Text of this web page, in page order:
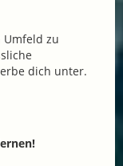
zu
dich unter.